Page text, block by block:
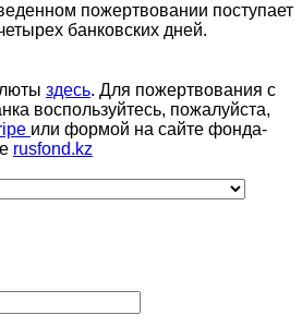
пожертвовании поступает
банковских дней.
здесь. Для пожертвования с
воспользуйтесь, пожалуйста,
или формой на сайте фонда-
rusfond.kz